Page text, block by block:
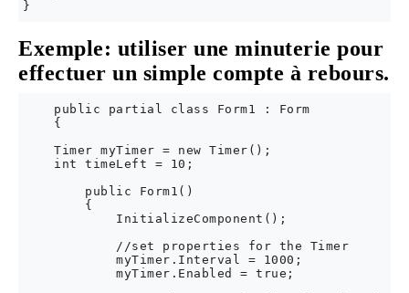
Exemple: utiliser une minuterie pour
effectuer un simple compte à rebours.
    public partial class Form1 : Form
    {
    Timer myTimer = new Timer();
    int timeLeft = 10;
        public Form1()
        {
            InitializeComponent();
            //set properties for the Timer
            myTimer.Interval = 1000;
            myTimer.Enabled = true;